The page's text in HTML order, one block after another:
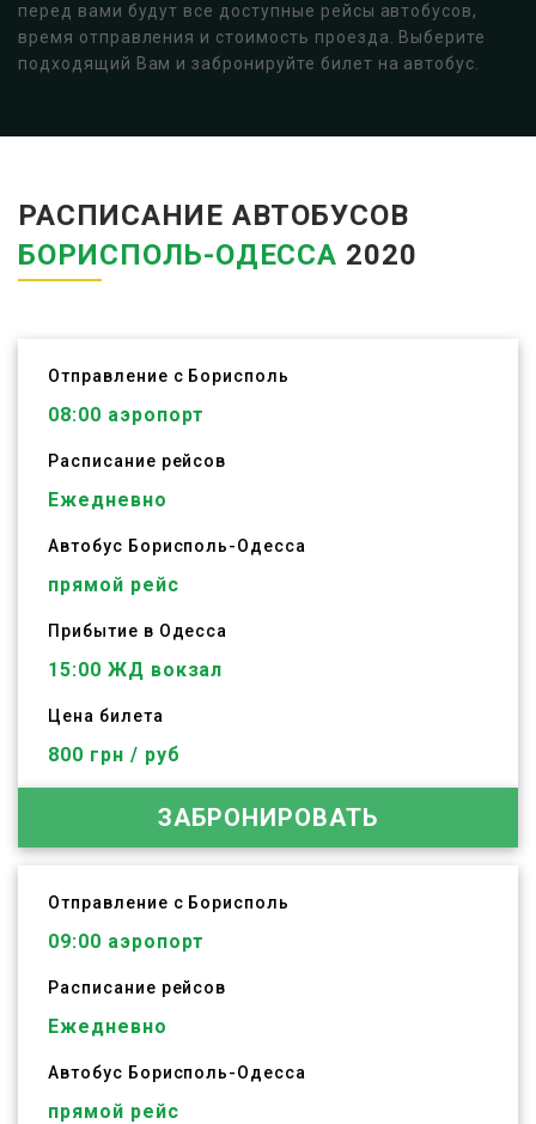
перед вами будут все доступные рейсы автобусов,
время отправления и стоимость проезда. Выберите
подходящий Вам и забронируйте билет на автобус.
РАСПИСАНИЕ АВТОБУСОВ
БОРИСПОЛЬ-ОДЕССА 2020
Отправление с Борисполь
08:00 аэропорт
Расписание рейсов
Ежедневно
Автобус Борисполь-Одесса
прямой рейс
Прибытие в Одесса
15:00 ЖД вокзал
Цена билета
800 грн / руб
ЗАБРОНИРОВАТЬ
Отправление с Борисполь
09:00 аэропорт
Расписание рейсов
Ежедневно
Автобус Борисполь-Одесса
прямой рейс